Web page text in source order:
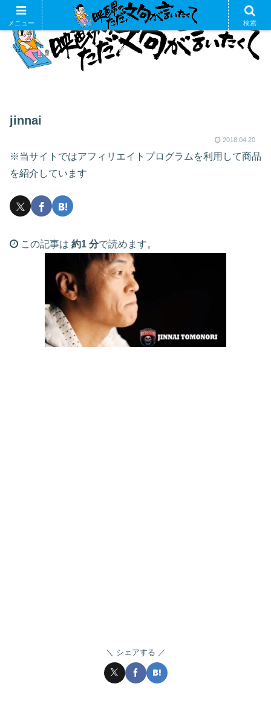
jinnai
2018.04.20
※当サイトではアフィリエイトプログラムを利用して商品
を紹介しています
この記事は 約1 分で読めます。
シェアする
メニュー 検索